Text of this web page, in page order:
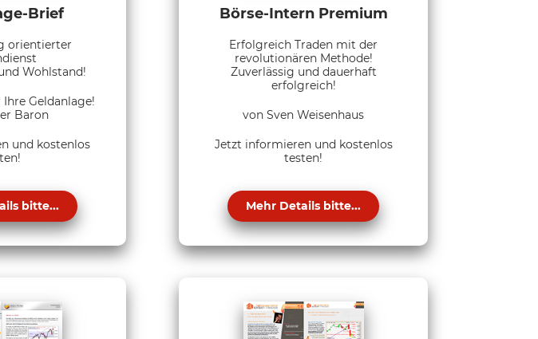
Brief
orientierter
Wohlstand!
Geldanlage!
Baron
und kostenlos
bitte...
Börse-Intern Premium
Erfolgreich Traden mit der
revolutionären Methode!
Zuverlässig und dauerhaft
erfolgreich!
von Sven Weisenhaus
Jetzt informieren und kostenlos
testen!
Mehr Details bitte...